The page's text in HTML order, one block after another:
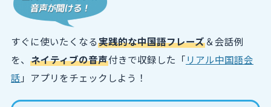
すぐに使いたくなる実践的な中国語フレーズ＆会話例
を、 ネイティブの音声付きで収録した「リアル中国語会
話 」アプリをチェックしよう！